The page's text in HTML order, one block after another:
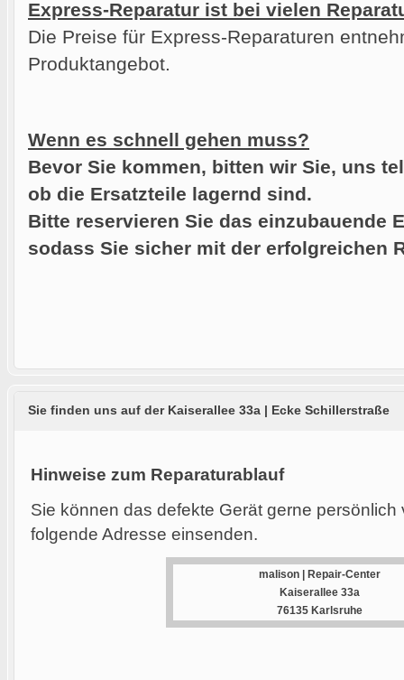
Express-Reparatur ist bei vielen
Die Preise für Express-Reparaturen
Produktangebot.
Wenn es schnell gehen muss?
Bevor Sie kommen, bitten wir Sie, uns
ob die Ersatzteile lagernd sind.
Bitte reservieren Sie das einzubauende
sodass Sie sicher mit der erfolgreichen
Sie finden uns auf der Kaiserallee 33a | Ecke Schillerstraße
Hinweise zum Reparaturablauf
Sie können das defekte Gerät gerne
folgende Adresse einsenden.
malison | Repair-Center
Kaiserallee 33a
76135 Karlsruhe